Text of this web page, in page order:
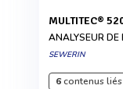
MULTITEC®
ANALYSEUR DE
SEWERIN
6contenus liés